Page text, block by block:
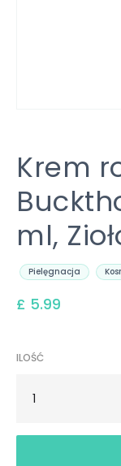
Krem
ml,
Pielęgnacja
£ 5.99
ILOŚĆ